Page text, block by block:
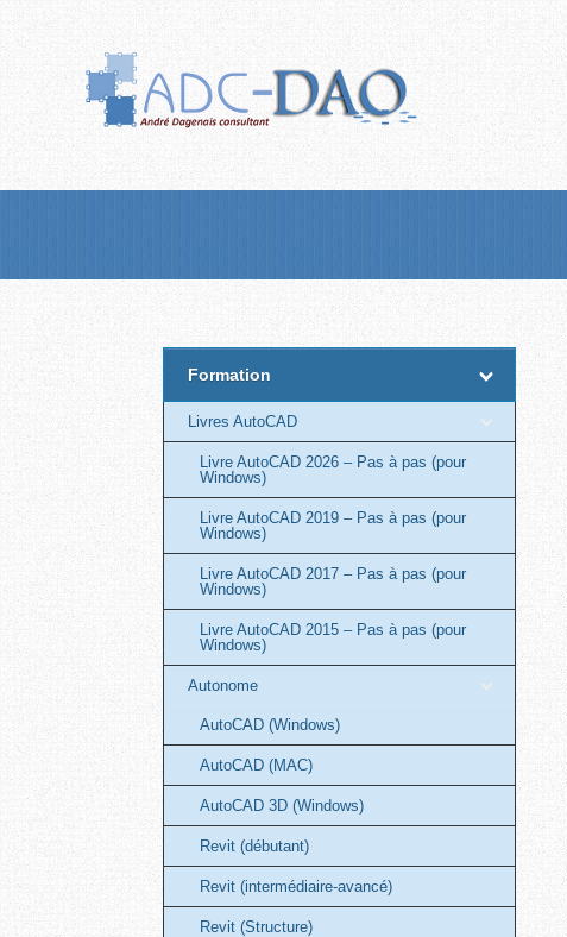
Passer
principal
Formation
Livres AutoCAD
Livre AutoCAD 2026 – Pas à pas (pour
Windows)
Livre AutoCAD 2019 – Pas à pas (pour
Windows)
Livre AutoCAD 2017 – Pas à pas (pour
Windows)
Livre AutoCAD 2015 – Pas à pas (pour
Windows)
Autonome
AutoCAD (Windows)
AutoCAD (MAC)
AutoCAD 3D (Windows)
Revit (débutant)
Revit (intermédiaire-avancé)
Revit (Structure)